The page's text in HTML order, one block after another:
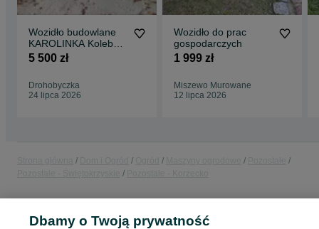
Wozidło budowlane
KAROLINKA Koleba
Wywrotka 1T
5 500 zł
Drohobyczka
24 lipca 2026
Wozidło do prac
gospodarczych
1 999 zł
Miszewo Murowane
12 lipca 2026
Dbamy o Twoją prywatność